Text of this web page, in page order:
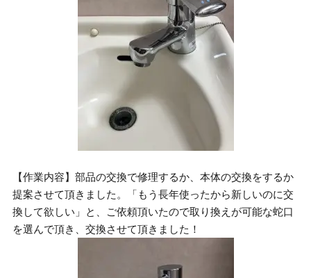
【作業内容】部品の交換で修理するか、本体の交換をするか
提案させて頂きました。「もう長年使ったから新しいのに交
換して欲しい」と、ご依頼頂いたので取り換えが可能な蛇口
を選んで頂き、交換させて頂きました！